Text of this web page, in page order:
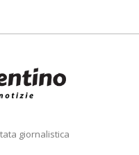
giornalistica